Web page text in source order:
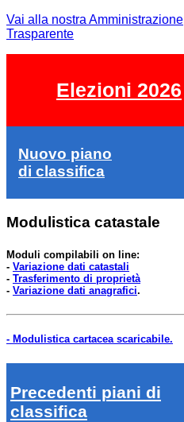
Vai alla nostra Amministrazione
Trasparente
Elezioni 2026
Nuovo piano
di classifica
Modulistica catastale
Moduli compilabili on line:
- Variazione dati catastali
- Trasferimento di proprietà
- Variazione dati anagrafici.
- Modulistica cartacea scaricabile.
Precedenti piani di
classifica